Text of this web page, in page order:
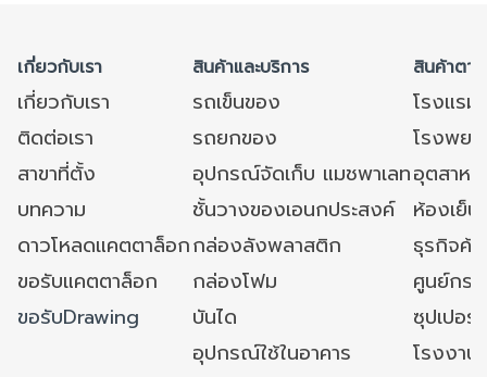
เกี่ยวกับเรา สินค้าและบริการ สินค้าตา
เกี่ยวกับเรา รถเข็นของ
โรงแร
ติดต่อเรา
รถยกของ
โรงพย
สาขาที่ตั้ง
อุปกรณ์จัดเก็บ แมชพาเลทอุตสาหก
บทความ
ชั้นวางของเอนกประสงค์
ห้องเย็
ดาวโหลดแคตตาล็อกกล่องลังพลาสติก
ธุรกิจค้
ขอรับแคตตาล็อก
กล่องโฟม
ศูนย์กร
ขอรับDrawing
บันได
ซุปเปอ
อุปกรณ์ใช้ในอาคาร
โรงงา